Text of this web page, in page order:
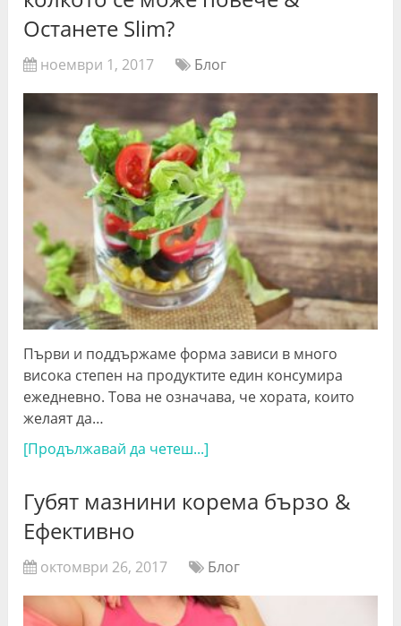
Останете Slim?
ноември 1, 2017 Блог
Първи и поддържаме форма зависи в много
висока степен на продуктите един консумира
ежедневно. Това не означава, че хората, които
желаят да…
[Продължавай да четеш...]
Губят мазнини корема бързо &
Ефективно
октомври 26, 2017 Блог